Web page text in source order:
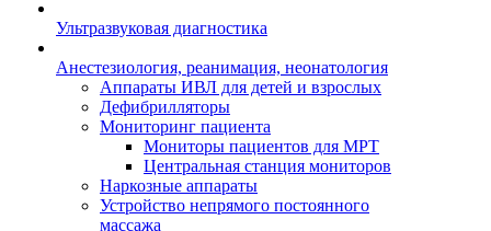
Ультразвуковая диагностика
Анестезиология, реанимация, неонатология
Аппараты ИВЛ для детей и взрослых
Дефибрилляторы
Мониторинг пациента
Мониторы пациентов для МРТ
Центральная станция мониторов
Наркозные аппараты
Устройство непрямого постоянного
массажа